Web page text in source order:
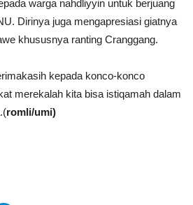
warga nahdliyyin untuk berjuang
Dirinya juga mengapresiasi giatnya
khususnya ranting Cranggang.
kepada konco-konco
merekalah kita bisa istiqamah dalam
romli/umi)